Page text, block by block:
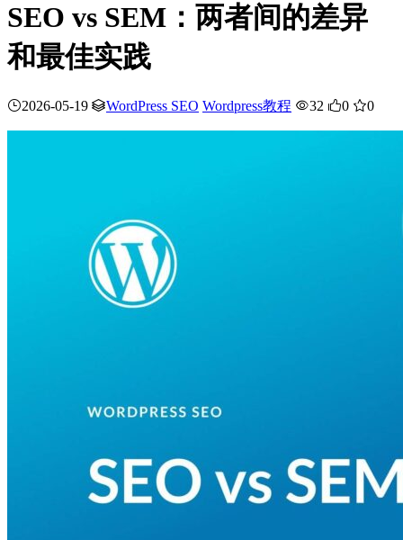
SEO vs SEM：两者间的差异
和最佳实践
2026-05-19 WordPress SEO Wordpress教程 32 0 0